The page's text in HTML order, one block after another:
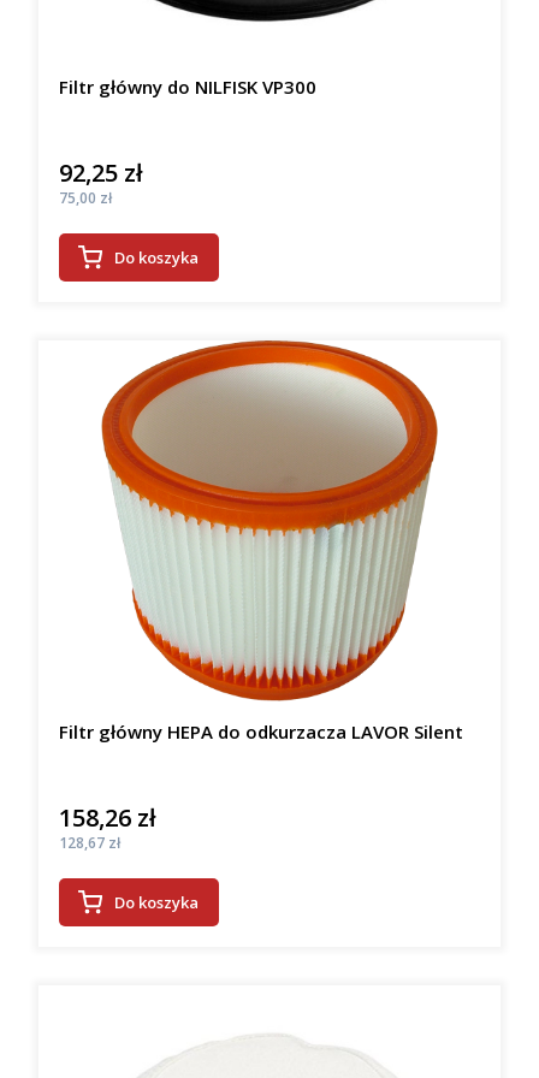
Filtr główny do NILFISK VP300
Cena
92,25 zł
Cena
75,00 zł
Do koszyka
Filtr główny HEPA do odkurzacza LAVOR Silent
Cena
158,26 zł
Cena
128,67 zł
Do koszyka